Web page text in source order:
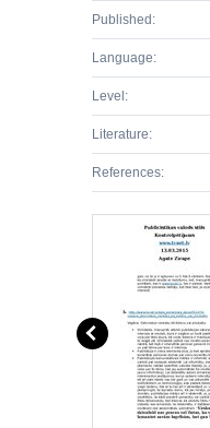
Published:
Language:
Level:
Literature:
References: